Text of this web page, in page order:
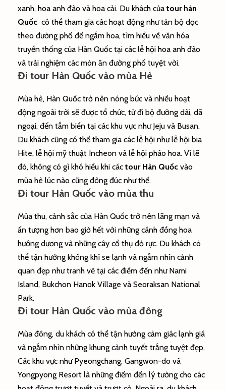
xanh, hoa anh đào và hoa cải. Du khách của tour hàn
Quốc có thể tham gia các hoạt động như tản bộ dọc
theo đường phố để ngắm hoa, tìm hiểu về văn hóa
truyền thống của Hàn Quốc tại các lễ hội hoa anh đào
và trải nghiệm các món ăn đường phố tuyệt vời.
Đi tour Hàn Quốc vào mùa Hè
Mùa hè, Hàn Quốc trở nên nóng bức và nhiều hoạt
động ngoài trời sẽ được tổ chức, từ đi bộ đường dài, dã
ngoại, đến tắm biển tại các khu vực như Jeju và Busan.
Du khách cũng có thể tham gia các lễ hội như lễ hội bia
Hite, lễ hội mỹ thuật Incheon và lễ hội pháo hoa. Vì lẽ
đó, không có gì khó hiểu khi các tour Hàn Quốc vào
mùa hè lúc nào cũng đông đúc như thế.
Đi tour Hàn Quốc vào mùa thu
Mùa thu, cảnh sắc của Hàn Quốc trở nên lãng mạn và
ấn tượng hơn bao giờ hết với những cánh đồng hoa
hướng dương và những cây cổ thụ đỏ rực. Du khách có
thể tận hưởng không khí se lạnh và ngắm nhìn cảnh
quan đẹp như tranh vẽ tại các điểm đến như Nami
Island, Bukchon Hanok Village và Seoraksan National
Park.
Đi tour Hàn Quốc vào mùa đông
Mùa đông, du khách có thể tận hưởng cảm giác lạnh giá
và ngắm nhìn những khung cảnh tuyết trắng tuyệt đẹp.
Các khu vực như Pyeongchang, Gangwon-do và
Yongpyong Resort là những điểm đến lý tưởng cho các